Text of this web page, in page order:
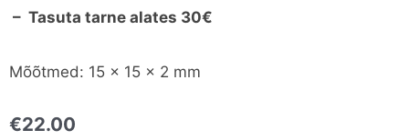
– Tasuta tarne alates 30€
Mõõtmed: 15 x 15 x 2 mm
€22.00